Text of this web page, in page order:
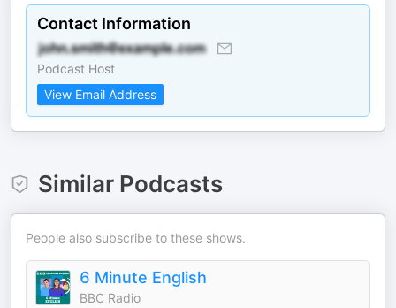
Contact Information
Podcast Host
View Email Address
Similar Podcasts
People also subscribe to these shows.
6 Minute English
BBC Radio